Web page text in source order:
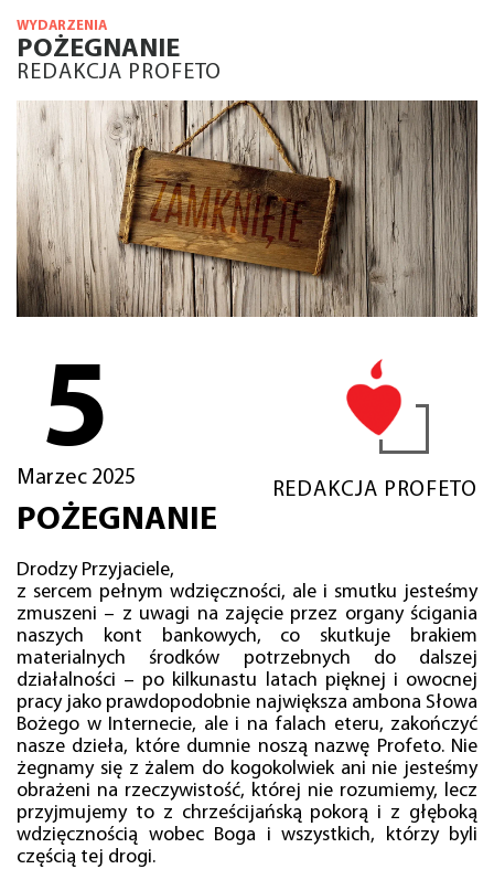
WYDARZENIA
POŻEGNANIE
REDAKCJA PROFETO
5
Marzec 2025
REDAKCJA PROFETO
POŻEGNANIE
Drodzy Przyjaciele,
z sercem pełnym wdzięczności, ale i smutku jesteśmy
zmuszeni – z uwagi na zajęcie przez organy ścigania
naszych kont bankowych, co skutkuje brakiem
materialnych środków potrzebnych do dalszej
działalności – po kilkunastu latach pięknej i owocnej
pracy jako prawdopodobnie największa ambona Słowa
Bożego w Internecie, ale i na falach eteru, zakończyć
nasze dzieła, które dumnie noszą nazwę Profeto. Nie
żegnamy się z żalem do kogokolwiek ani nie jesteśmy
obrażeni na rzeczywistość, której nie rozumiemy, lecz
przyjmujemy to z chrześcijańską pokorą i z głęboką
wdzięcznością wobec Boga i wszystkich, którzy byli
częścią tej drogi.